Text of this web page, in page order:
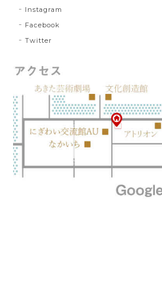
Instagram
Facebook
Twitter